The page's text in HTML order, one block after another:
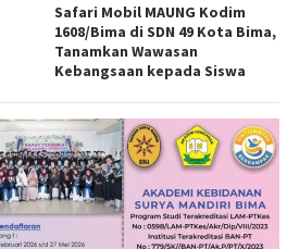
Safari Mobil MAUNG Kodim
1608/Bima di SDN 49 Kota Bima,
Tanamkan Wawasan
Kebangsaan kepada Siswa